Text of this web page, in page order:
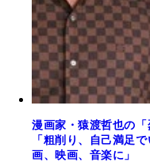
漫画家・猿渡哲也の
「粗削り、自己満足
画、映画、音楽に」